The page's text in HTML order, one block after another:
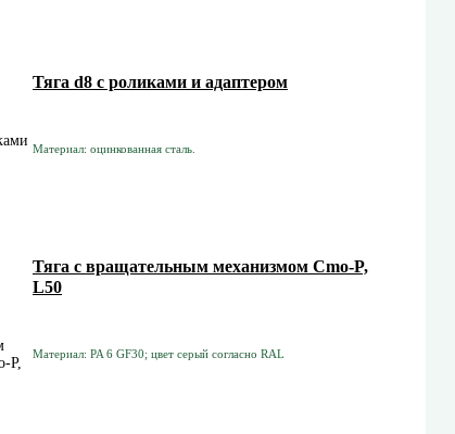
Тяга d8 с роликами и адаптером
Материал: оцинкованная сталь.
Тяга с вращательным механизмом Cmo-P,
L50
Материал: PA 6 GF30; цвет серый согласно RAL